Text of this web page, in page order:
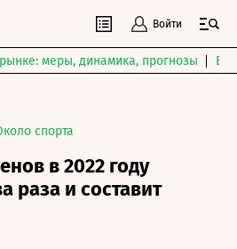
Войти
меры, динамика, прогнозы
спорта
в 2022 году
раза и составит